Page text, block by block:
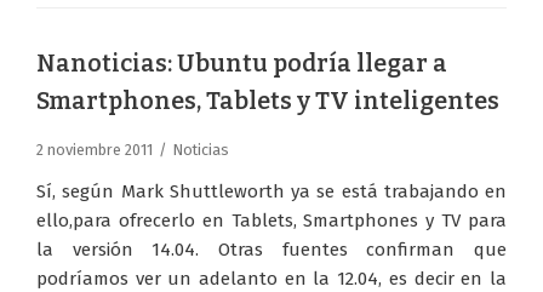
Nanoticias: Ubuntu podría llegar a
Smartphones, Tablets y TV inteligentes
2 noviembre 2011 Noticias
Sí, según Mark Shuttleworth ya se está trabajando en
ello,para ofrecerlo en Tablets, Smartphones y TV para
la versión 14.04. Otras fuentes confirman que
podríamos ver un adelanto en la 12.04, es decir en la